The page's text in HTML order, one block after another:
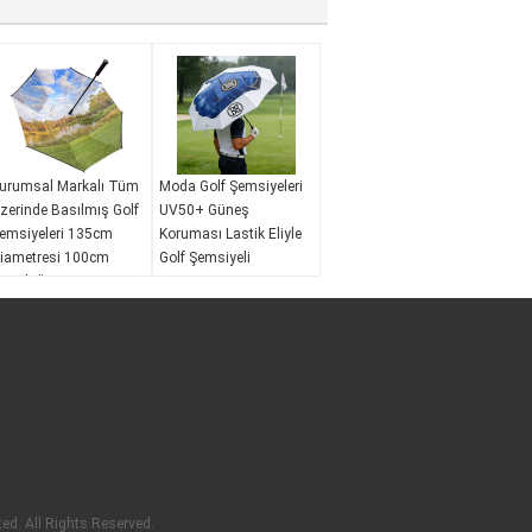
Markalı Tüm
Basılmış Golf
135cm
100cm
Moda Golf Şemsiyeleri
UV50+ Güneş
Koruması Lastik Eliyle
Golf Şemsiyeli
All Rights Reserved.